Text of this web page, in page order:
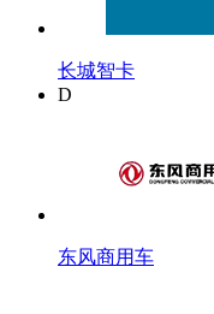
长城智卡
D
东风商用车